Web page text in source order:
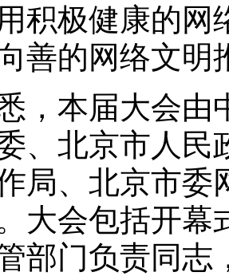
积极健康的网
善的网络文明
本届大会由
、北京市人民
局、北京市委
大会包括开幕
部门负责同志